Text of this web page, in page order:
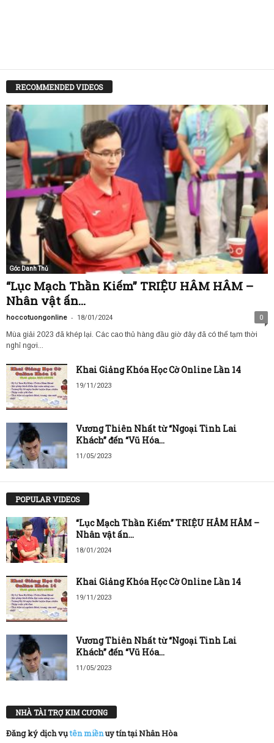
RECOMMENDED VIDEOS
Góc Danh Thủ
“Lục Mạch Thần Kiếm” TRIỆU HÂM HÂM –
Nhân vật ấn...
hoccotuongonline - 18/01/2024 0
Mùa giải 2023 đã khép lại. Các cao thủ hàng đầu giờ đây đã có thể tạm thời
nghỉ ngơi...
Khai Giảng Khóa Học Cờ Online Lần 14
19/11/2023
Vương Thiên Nhất từ “Ngoại Tinh Lai
Khách” đến “Vũ Hóa...
11/05/2023
POPULAR VIDEOS
“Lục Mạch Thần Kiếm” TRIỆU HÂM HÂM –
Nhân vật ấn...
18/01/2024
Khai Giảng Khóa Học Cờ Online Lần 14
19/11/2023
Vương Thiên Nhất từ “Ngoại Tinh Lai
Khách” đến “Vũ Hóa...
11/05/2023
NHÀ TÀI TRỢ KIM CƯƠNG
Đăng ký dịch vụtên miềnuy tín tại Nhân Hòa